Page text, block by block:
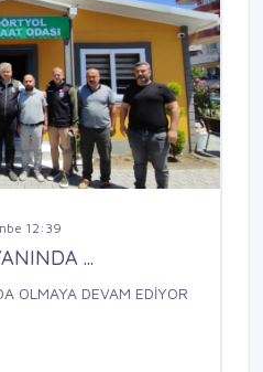
12:39
...
OLMAYA DEVAM EDİYOR